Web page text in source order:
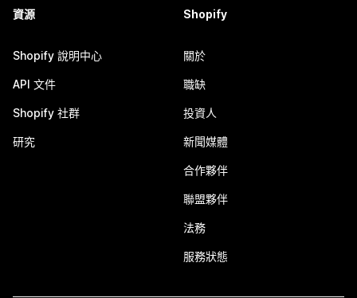
資源
Shopify 說明中心
API 文件
Shopify 社群
研究
Shopify
關於
職缺
投資人
新聞媒體
合作夥伴
聯盟夥伴
法務
服務狀態